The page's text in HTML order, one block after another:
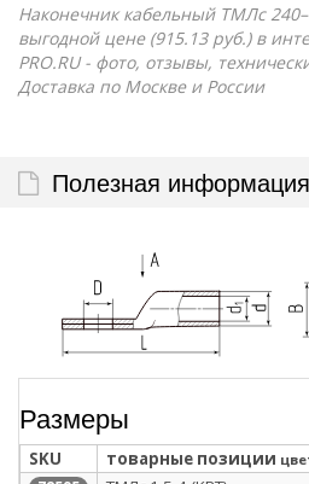
Наконечник кабельный ТМЛс
выгодной цене (915.13 руб.) в
PRO.RU - фото, отзывы,
Доставка по Москве и России
Полезная информация
Размеры
SKU товарные позиции